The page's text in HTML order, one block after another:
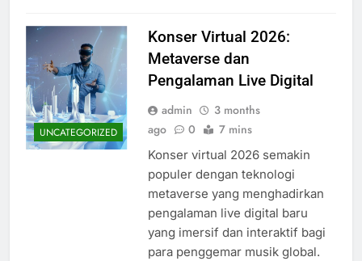
UNCATEGORIZED
Konser Virtual 2026:
Metaverse dan
Pengalaman Live Digital
admin
3 months
ago
0 7 mins
Konser virtual 2026 semakin
populer dengan teknologi
metaverse yang menghadirkan
pengalaman live digital baru
yang imersif dan interaktif bagi
para penggemar musik global.